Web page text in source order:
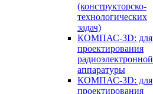
(конструкторско-
технологических
задач)
КОМПАС-3D: для
проектирования
радиоэлектронной
аппаратуры
КОМПАС-3D: для
проектирования